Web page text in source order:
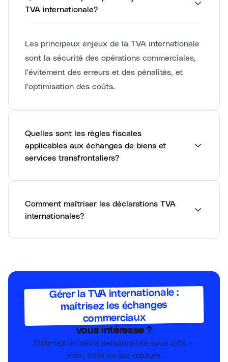
TVA internationale?
Les principaux enjeux de la TVA internationale
sont la sécurité des opérations commerciales,
l'évitement des erreurs et des pénalités, et
l'optimisation des coûts.
Quelles sont les règles fiscales
applicables aux échanges de biens et
services transfrontaliers?
Comment maîtriser les déclarations TVA
internationales?
Gérer la TVA internationale :
maîtrisez les échanges
commerciaux
vous intéresse ?
Obtenez un devis personnalisé sous 24h —
inter, intra ou sur-mesure.